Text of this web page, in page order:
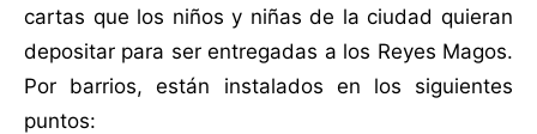
cartas que los niños y niñas de la ciudad quieran
depositar para ser entregadas a los Reyes Magos.
Por barrios, están instalados en los siguientes
puntos: